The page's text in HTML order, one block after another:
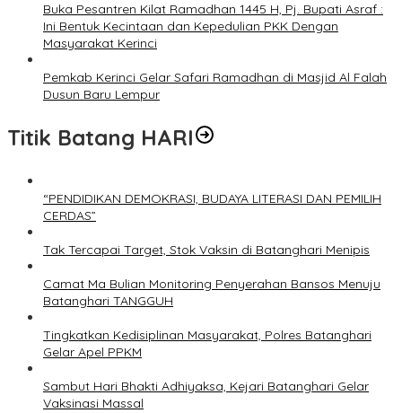
Buka Pesantren Kilat Ramadhan 1445 H, Pj. Bupati Asraf :
Ini Bentuk Kecintaan dan Kepedulian PKK Dengan
Masyarakat Kerinci
Pemkab Kerinci Gelar Safari Ramadhan di Masjid Al Falah
Dusun Baru Lempur
Titik Batang HARI
“PENDIDIKAN DEMOKRASI, BUDAYA LITERASI DAN PEMILIH
CERDAS”
Tak Tercapai Target, Stok Vaksin di Batanghari Menipis
Camat Ma Bulian Monitoring Penyerahan Bansos Menuju
Batanghari TANGGUH
Tingkatkan Kedisiplinan Masyarakat, Polres Batanghari
Gelar Apel PPKM
Sambut Hari Bhakti Adhiyaksa, Kejari Batanghari Gelar
Vaksinasi Massal